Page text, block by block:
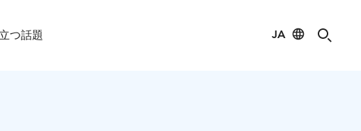
つ話題 JA